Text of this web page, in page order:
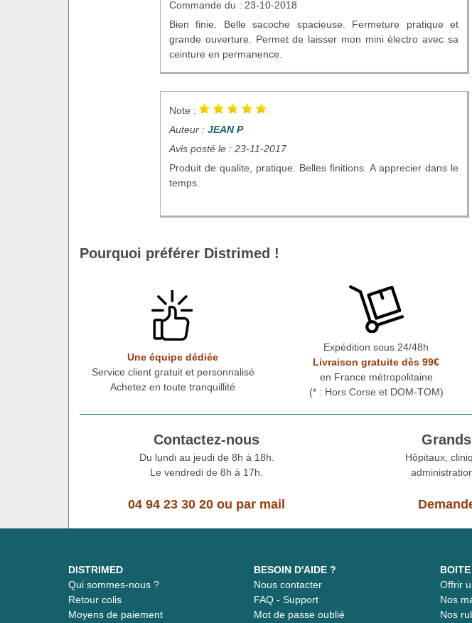
Commande du : 23-10-2018
Bien finie. Belle sacoche spacieuse. Fermeture pratique et
grande ouverture. Permet de laisser mon mini électro avec sa
ceinture en permanence.
Note :
Auteur : JEAN P
Avis posté le : 23-11-2017
Produit de qualite, pratique. Belles finitions. A apprecier dans le
temps.
Pourquoi préférer Distrimed !
Une équipe dédiée
Service client gratuit et personnalisé
Achetez en toute tranquillité
Expédition sous 24/48h
Livraison gratuite dès 99€
en France métropolitaine
(* : Hors Corse et DOM-TOM)
Contactez-nous
Du lundi au jeudi de 8h à 18h.
Le vendredi de 8h à 17h.
04 94 23 30 20 ou par mail
Hôpitaux,
DISTRIMED
Qui sommes-nous ?
Retour colis
Moyens de paiement
BESOIN D'AIDE ?
Nous contacter
FAQ - Support
Mot de passe oublié
Offrir
Nos
Nos